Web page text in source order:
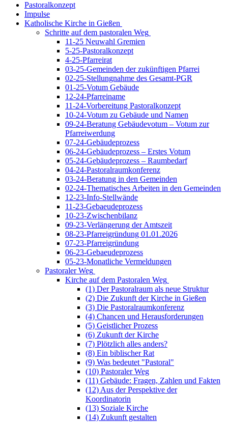
Pastoralkonzept
Impulse
Katholische Kirche in Gießen
Schritte auf dem pastoralen Weg
11-25 Neuwahl Gremien
5-25-Pastoralkonzept
4-25-Pfarreirat
03-25-Gemeinden der zukünftigen Pfarrei
02-25-Stellungnahme des Gesamt-PGR
01-25-Votum Gebäude
12-24-Pfarreiname
11-24-Vorbereitung Pastoralkonzept
10-24-Votum zu Gebäude und Namen
09-24-Beratung Gebäudevotum – Votum zur
Pfarreiwerdung
07-24-Gebäudeprozess
06-24-Gebäudeprozess – Erstes Votum
05-24-Gebäudeprozess – Raumbedarf
04-24-Pastoralraumkonferenz
03-24-Beratung in den Gemeinden
02-24-Thematisches Arbeiten in den Gemeinden
12-23-Info-Stellwände
11-23-Gebaeudeprozess
10-23-Zwischenbilanz
09-23-Verlängerung der Amtszeit
08-23-Pfarreigründung 01.01.2026
07-23-Pfarreigründung
06-23-Gebaeudeprozess
05-23-Monatliche Vermeldungen
Pastoraler Weg
Kirche auf dem Pastoralen Weg
(1) Der Pastoralraum als neue Struktur
(2) Die Zukunft der Kirche in Gießen
(3) Die Pastoralraumkonferenz
(4) Chancen und Herausforderungen
(5) Geistlicher Prozess
(6) Zukunft der Kirche
(7) Plötzlich alles anders?
(8) Ein biblischer Rat
(9) Was bedeutet "Pastoral"
(10) Pastoraler Weg
(11) Gebäude: Fragen, Zahlen und Fakten
(12) Aus der Perspektive der
Koordinatorin
(13) Soziale Kirche
(14) Zukunft gestalten